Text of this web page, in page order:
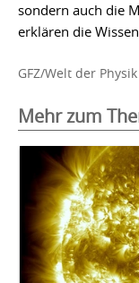
sondern auch die
erklären die
GFZ/Welt der Physik
Mehr zum